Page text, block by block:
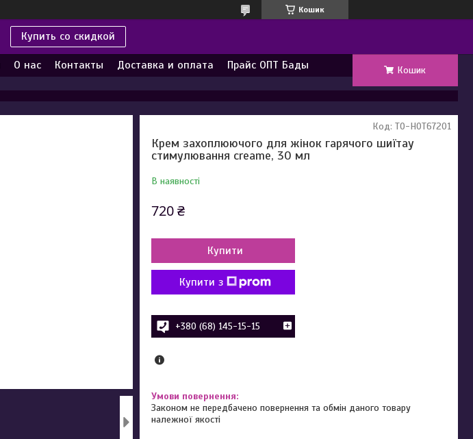
Кошик
Купить со скидкой
О нас Контакты Доставка и оплата Прайс ОПТ Бады Кошик
Крем захоплюючого для жінок гарячого шиїтау
стимулювання creame, 30 мл
В наявності
Код: TO-HOT67201
720 ₴
Купити
Купити з
+380 (68) 145-15-15
Законом не передбачено повернення та обмін даного товару
належної якості